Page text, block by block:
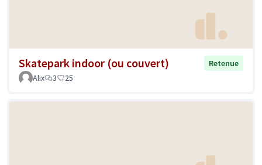
Skatepark indoor (ou couvert)
Retenue
Alix
3 25